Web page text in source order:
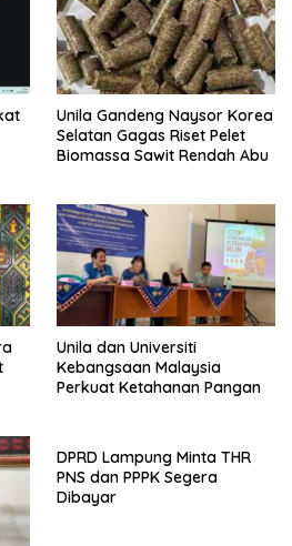
Unila Gandeng Naysor Korea
Selatan Gagas Riset Pelet
Biomassa Sawit Rendah Abu
Unila dan Universiti
Kebangsaan Malaysia
Perkuat Ketahanan Pangan
DPRD Lampung Minta THR
PNS dan PPPK Segera
Dibayar